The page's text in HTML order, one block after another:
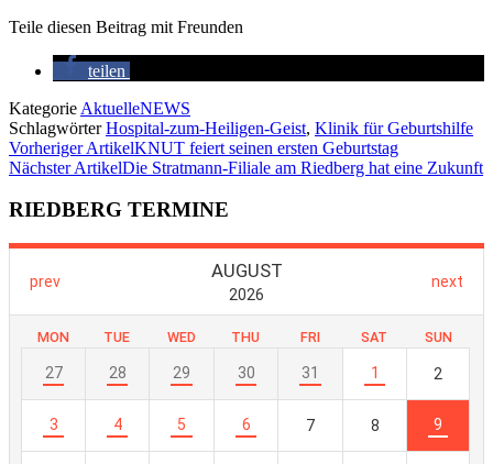
Teile diesen Beitrag mit Freunden
teilen
Kategorie AktuelleNEWS
SchlagwörterHospital-zum-Heiligen-Geist, Klinik für Geburtshilfe
Vorheriger ArtikelKNUT feiert seinen ersten Geburtstag
Nächster ArtikelDie Stratmann-Filiale am Riedberg hat eine Zukunft
RIEDBERG TERMINE